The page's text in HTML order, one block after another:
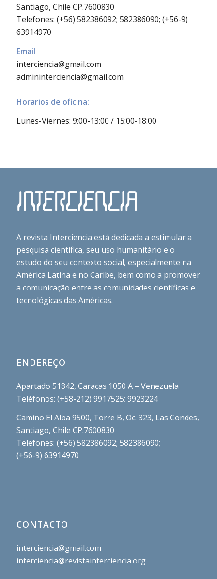
Santiago, Chile CP.7600830
Telefones: (+56) 582386092; 582386090; (+56-9)
63914970
Email
interciencia@gmail.com
admininterciencia@gmail.com
Horarios de oficina:
Lunes-Viernes: 9:00-13:00 / 15:00-18:00
A revista Interciencia está dedicada a estimular a
pesquisa científica, seu uso humanitário e o
estudo do seu contexto social, especialmente na
América Latina e no Caribe, bem como a promover
a comunicação entre as comunidades científicas e
tecnológicas das Américas.
ENDEREÇO
Apartado 51842, Caracas 1050 A – Venezuela
Teléfonos: (+58-212) 9917525; 9923224
Camino El Alba 9500, Torre B, Oc. 323, Las Condes,
Santiago, Chile CP.7600830
Telefones: (+56) 582386092; 582386090;
(+56-9) 63914970
CONTACTO
interciencia@gmail.com
interciencia@revistainterciencia.org